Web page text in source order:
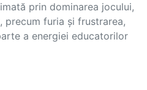
prin dominarea jocului,
precum furia și frustrarea,
a energiei educatorilor